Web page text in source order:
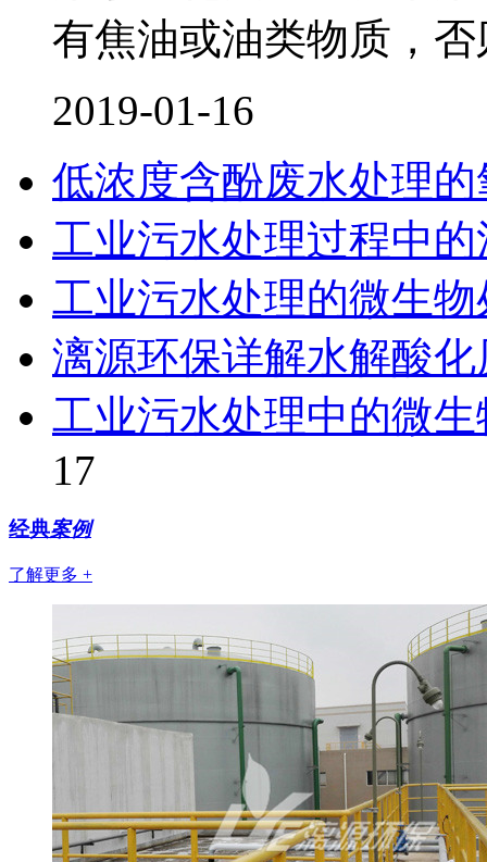
有焦油或油类物质，
2019-01-16
低浓度含酚废水处理
工业污水处理过程中
工业污水处理的微生物
漓源环保详解水解酸
工业污水处理中的微
17
经典案例
了解更多 +